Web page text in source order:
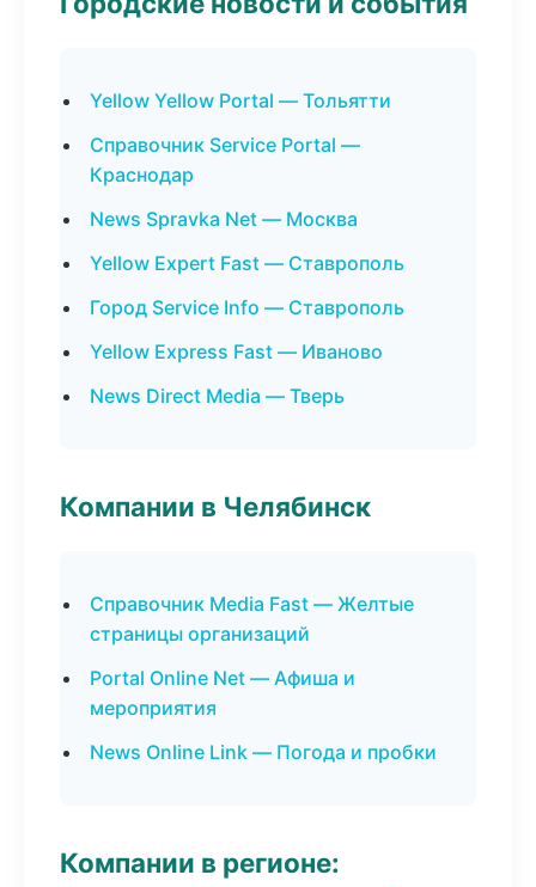
Yellow Yellow Portal — Тольятти
Справочник Service Portal —
Краснодар
News Spravka Net — Москва
Yellow Expert Fast — Ставрополь
Город Service Info — Ставрополь
Yellow Express Fast — Иваново
News Direct Media — Тверь
Компании в Челябинск
Справочник Media Fast — Желтые
страницы организаций
Portal Online Net — Афиша и
мероприятия
News Online Link — Погода и пробки
Компании в регионе: